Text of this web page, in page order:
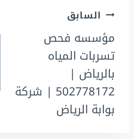
تصفّح
المقالات
السابق
مؤسسه فحص
تسربات المياه
بالرياض |
502778172 | شركة
بوابة الرياض